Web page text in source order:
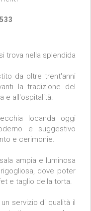
trova nella splendida
da oltre trent'anni
la tradizione del
e all'ospitalità.
locanda oggi
e suggestivo
e cerimonie.
ampia e luminosa
dove poter
e taglio della torta.
servizio di qualità il